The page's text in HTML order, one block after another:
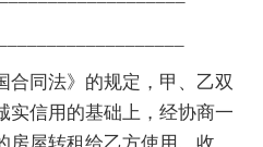
合同法》的规定，甲、乙双
实信用的基础上，经协商一